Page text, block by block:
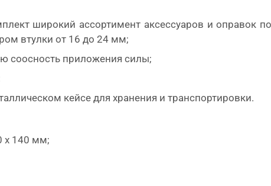
широкий ассортимент аксессуаров и оправок
втулки от 16 до 24 мм;
соосность приложения силы;
кейсе для хранения и транспортировки.
х 140 мм;